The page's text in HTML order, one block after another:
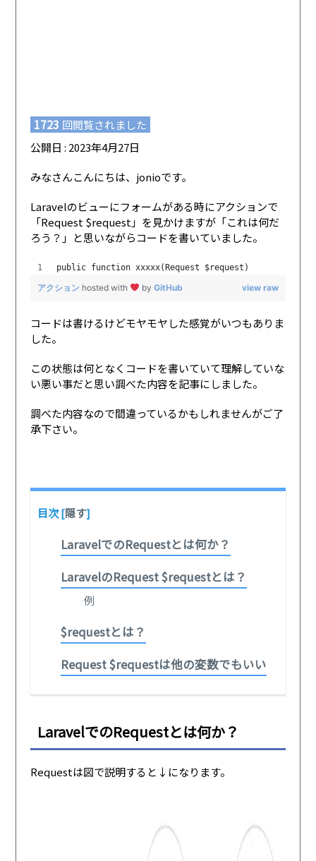
1723 回閲覧されました
公開日 : 2023年4月27日
みなさんこんにちは、jonioです。
Laravelのビューにフォームがある時にアクションで
「Request $request」を見かけますが「これは何だ
ろう？」と思いながらコードを書いていました。
public function xxxxx(Request $request)
view raw
アクション hosted with byGitHub
コードは書けるけどモヤモヤした感覚がいつもありま
した。
この状態は何となくコードを書いていて理解していな
い悪い事だと思い調べた内容を記事にしました。
調べた内容なので間違っているかもしれませんがご了
承下さい。
目次[隠す]
LaravelでのRequestとは何か？
LaravelのRequest $requestとは？
例
$requestとは？
Request $requestは他の変数でもいい
LaravelでのRequestとは何か？
Requestは図で説明すると↓になります。